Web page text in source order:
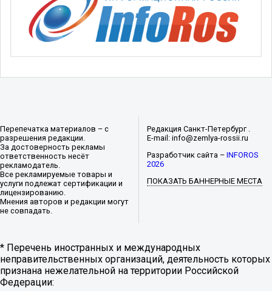
Перепечатка материалов – с
разрешения редакции.
За достоверность рекламы
ответственность несёт
рекламодатель.
Все рекламируемые товары и
услуги подлежат сертификации и
лицензированию.
Мнения авторов и редакции могут
не совпадать.
Редакция Санкт-Петербург .
E-mail: info@zemlya-rossii.ru
Разработчик сайта –INFOROS
2026
ПОКАЗАТЬ БАННЕРНЫЕ МЕСТА
* Перечень иностранных и международных
неправительственных организаций, деятельность которых
признана нежелательной на территории Российской
Федерации: